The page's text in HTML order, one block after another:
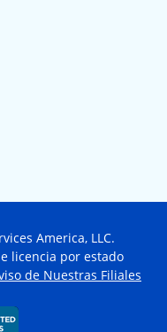
America, LLC.
licencia por estado
de Nuestras Filiales